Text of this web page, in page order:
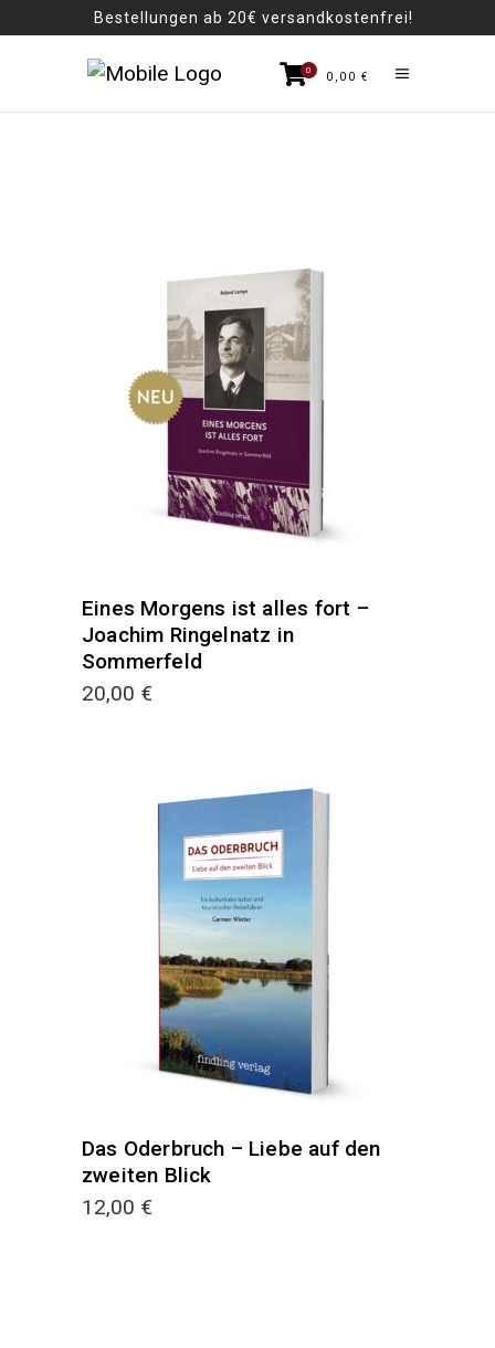
Bestellungen ab 20€ versandkostenfrei!
0
0,00 €
Eines Morgens ist alles fort –
Joachim Ringelnatz in
Sommerfeld
20,00 €
Das Oderbruch – Liebe auf den
zweiten Blick
12,00 €